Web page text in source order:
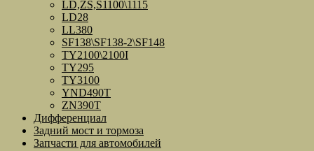
LD,ZS,S1100\1115
LD28
LL380
SF138\SF138-2\SF148
TY2100\2100I
TY295
TY3100
YND490T
ZN390T
Дифференциал
Задний мост и тормоза
Запчасти для автомобилей